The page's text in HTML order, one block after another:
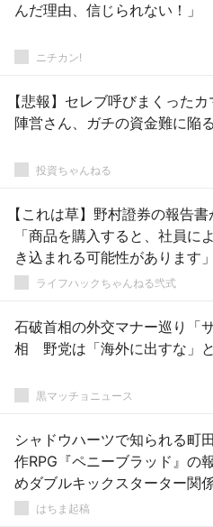
んだ理由、信じられない！」
ニチカン!
【悲報】セレブ呼びまくった
陣営さん、ガチの資金難に陥
投資ちゃんねる
【これは草】野村證券の報告
「商品を購入すると、社員に
き込まれる可能性があります」
ライフハックちゃんねる弐式
石破首相の外交マナー巡り「
相 野党は「海外に出すな」
黒マッチョニュース
シャドウハーツで知られる町
作RPG『ペニーブラッド』の
めダブルキックスターター関
はちま起稿